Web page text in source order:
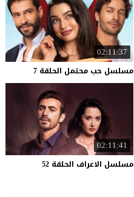
02:11:37
مسلسل حب محتمل الحلقة 7
02:11:41
مسلسل الاعراف الحلقة 52